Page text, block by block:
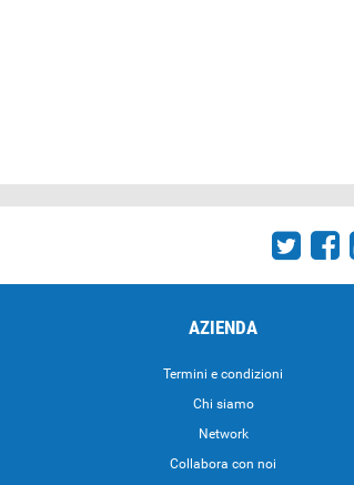
AZIENDA
Termini e condizioni
Chi siamo
Network
Collabora con noi